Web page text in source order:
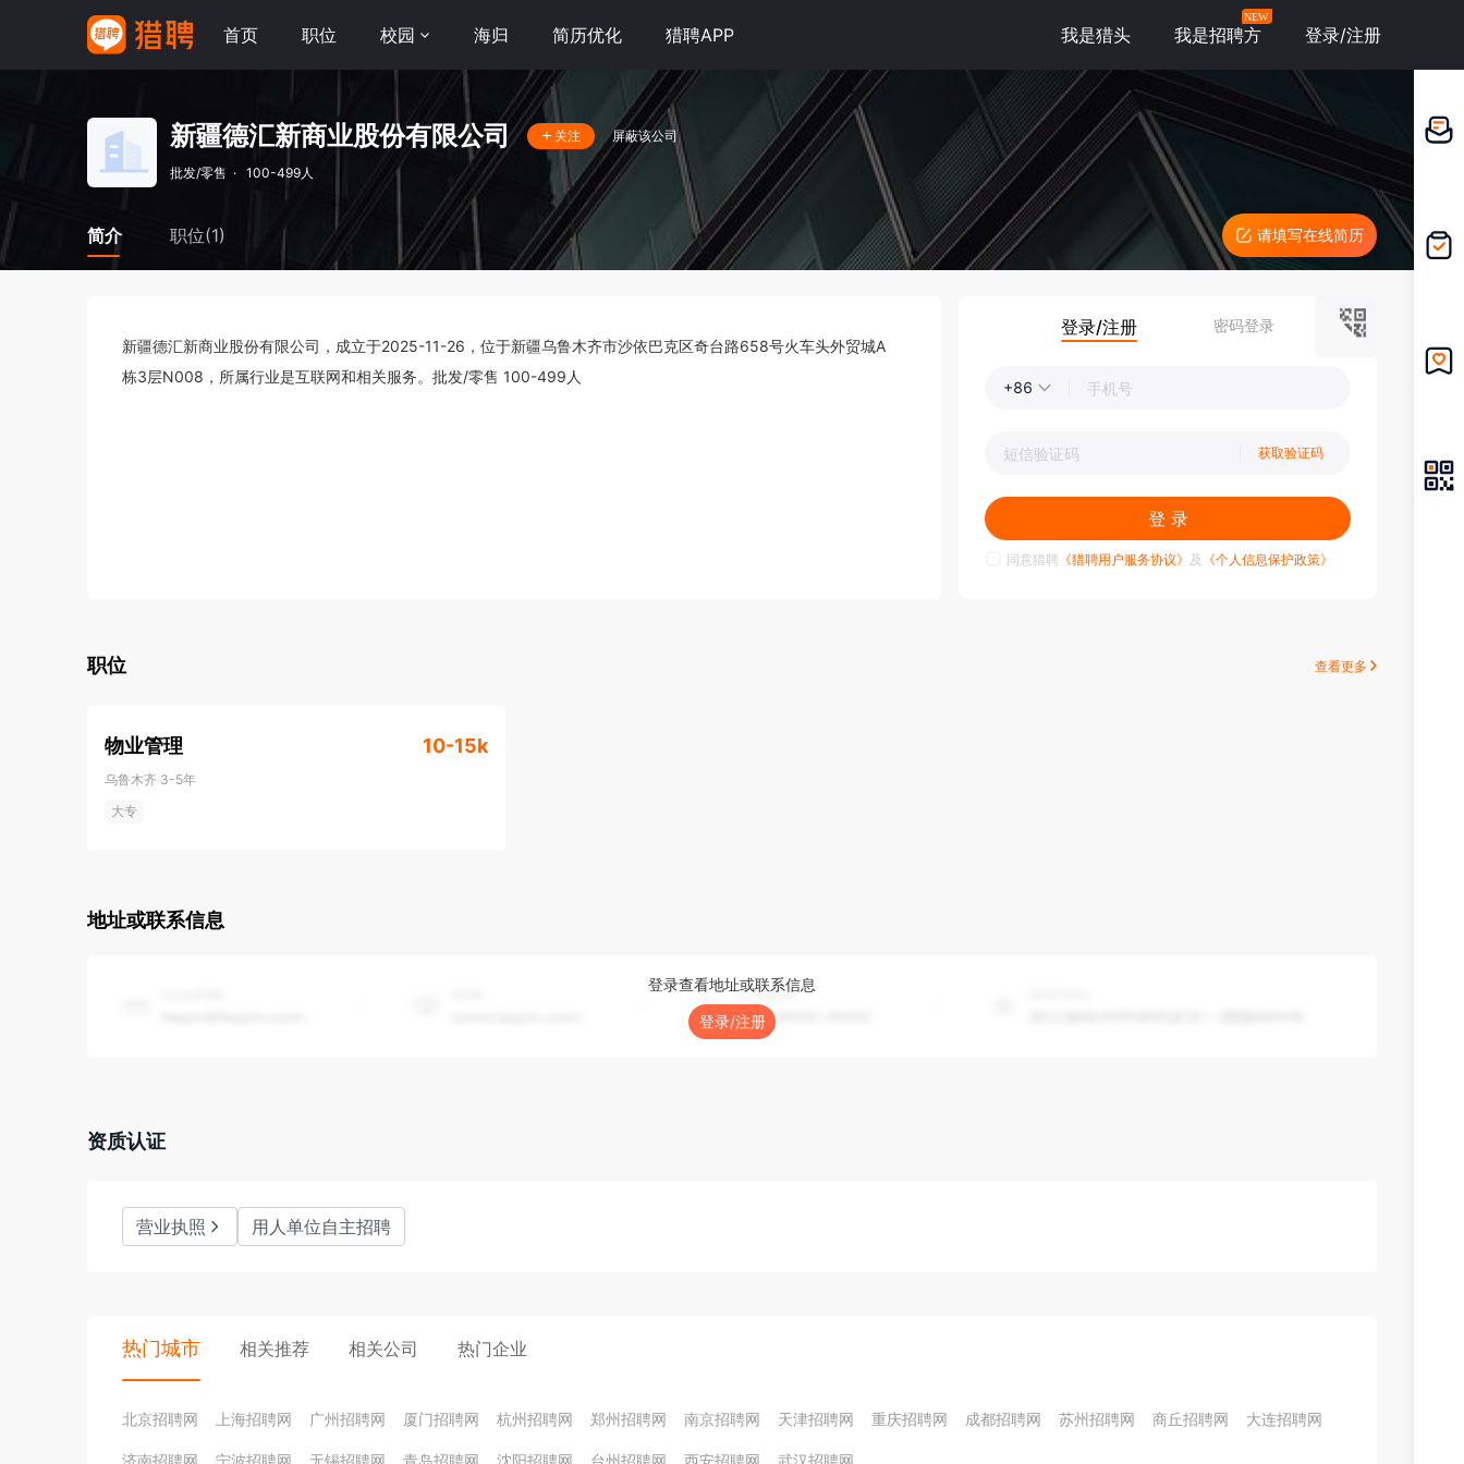
首页 职位 校园 海归 简历优化 猎聘APP 我是猎头 我是招聘方
NEW
登录/注册
新疆德汇新商业股份有限公司 关注 屏蔽该公司
批发/零售 · 100-499人
简介 职位(1) 请填写在线简历
登录/注册 密码登录
+86
获取验证码
登 录
同意猎聘 《猎聘用户服务协议》 及 《个人信息保护政策》
新疆德汇新商业股份有限公司，成立于2025-11-26，位于新疆乌鲁木齐市沙依巴克区奇台路658号火车头外贸城A
栋3层N008，所属行业是互联网和相关服务。批发/零售 100-499人
职位 查看更多
物业管理 10-15k
乌鲁木齐 3-5年
大专
地址或联系信息
登录查看地址或联系信息
登录/注册
资质认证
营业执照 用人单位自主招聘
热门城市 相关推荐 相关公司 热门企业
北京招聘网 上海招聘网 广州招聘网 厦门招聘网 杭州招聘网 郑州招聘网 南京招聘网 天津招聘网 重庆招聘网 成都招聘网 苏州招聘网 商丘招聘网 大连招聘网
济南招聘网 宁波招聘网 无锡招聘网 青岛招聘网 沈阳招聘网 台州招聘网 西安招聘网 武汉招聘网